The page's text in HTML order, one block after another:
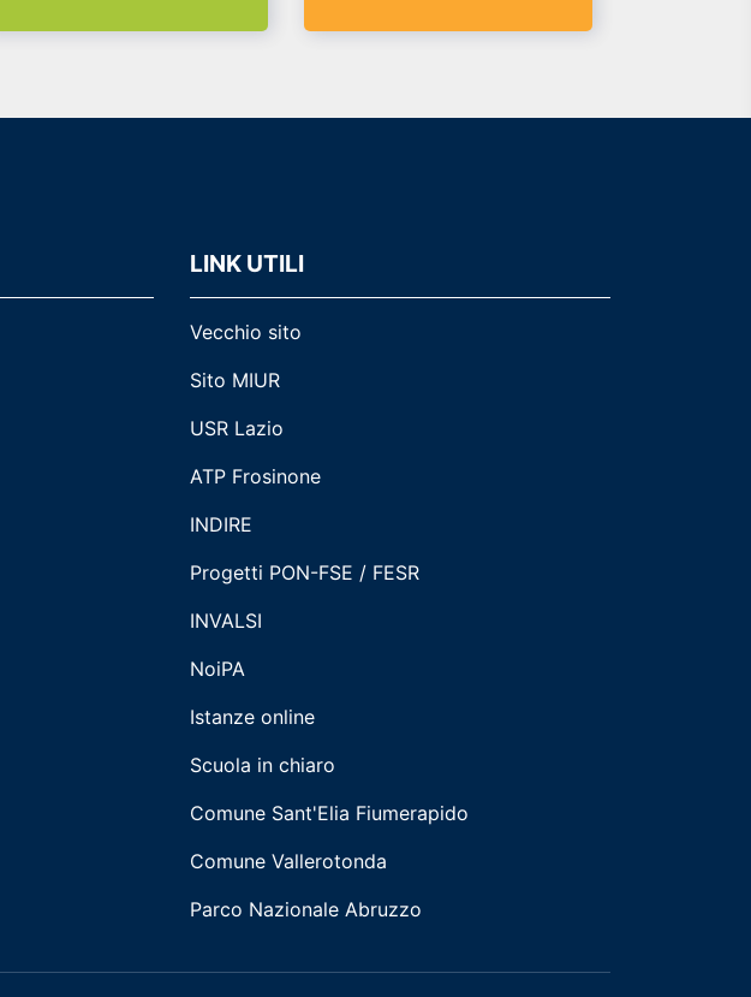
LINK UTILI
Vecchio sito
Sito MIUR
USR Lazio
ATP Frosinone
INDIRE
Progetti PON-FSE / FESR
INVALSI
NoiPA
Istanze online
Scuola in chiaro
Comune Sant'Elia Fiumerapido
Comune Vallerotonda
Parco Nazionale Abruzzo